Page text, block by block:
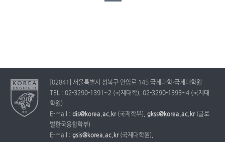
[02841] 서울특별시 성북구 안암로 145 국제대학·국제대학원
TEL : 02-3290-1391~2 (국제대학), 02-3290-1393~4 (국제대
학원)
E-mail : dis@korea.ac.kr(국제학부), gkss@korea.ac.kr(글로
벌한국융합학부)
E-mail : gsis@korea.ac.kr(국제대학원),